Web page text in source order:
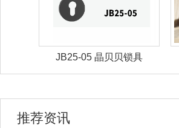
JB25-05 晶贝贝锁具
推荐资讯